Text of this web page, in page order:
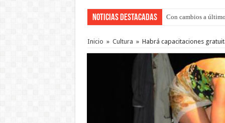
Noticias Destacadas Con cambios a
Del viernes 7 al
Inicio » Cultura » Habrá capacitaciones